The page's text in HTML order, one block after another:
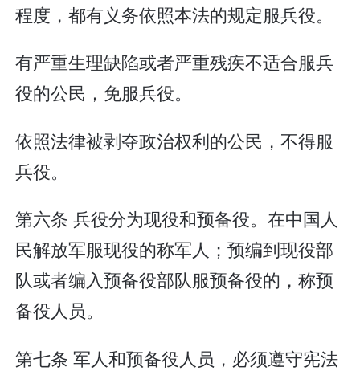
程度，都有义务依照本法的规定服兵役。
有严重生理缺陷或者严重残疾不适合服兵
役的公民，免服兵役。
依照法律被剥夺政治权利的公民，不得服
兵役。
第六条 兵役分为现役和预备役。在中国人
民解放军服现役的称军人；预编到现役部
队或者编入预备役部队服预备役的，称预
备役人员。
第七条 军人和预备役人员，必须遵守宪法